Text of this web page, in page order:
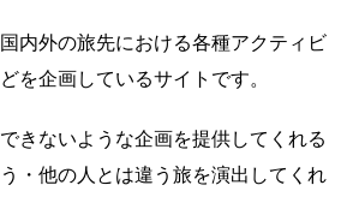
内外の旅先における各種アクティビ
を企画しているサイトです。
きないような企画を提供してくれる
・他の人とは違う旅を演出してくれ